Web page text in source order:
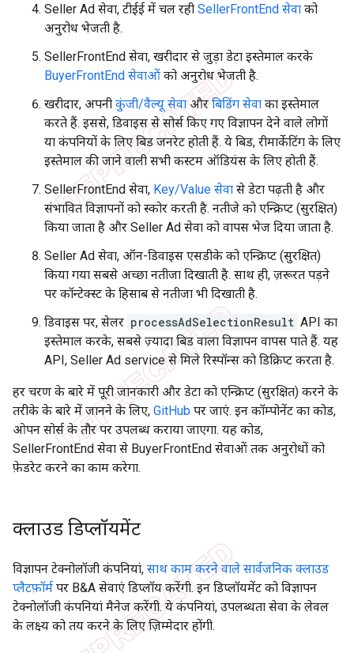
Seller Ad सेवा, टीईई में चल रही SellerFrontEnd सेवा को
अनुरोध भेजती है.
SellerFrontEnd सेवा, खरीदार से जुड़ा डेटा इस्तेमाल करके
BuyerFrontEnd सेवाओंको अनुरोध भेजती है.
खरीदार, अपनी कुंजी/वैल्यू सेवाऔरबिडिंग सेवा का इस्तेमाल
करते हैं. इससे, डिवाइस से सोर्स किए गए विज्ञापन देने वाले लोगों
या कंपनियों के लिए बिड जनरेट होती हैं. ये बिड, रीमार्केटिंग के लिए
इस्तेमाल की जाने वाली सभी कस्टम ऑडियंस के लिए होती हैं.
SellerFrontEnd सेवा, Key/Value सेवा से डेटा पढ़ती है और
संभावित विज्ञापनों को स्कोर करती है. नतीजे को एन्क्रिप्ट (सुरक्षित)
किया जाता है और Seller Ad सेवा को वापस भेज दिया जाता है.
Seller Ad सेवा, ऑन-डिवाइस एसडीके को एन्क्रिप्ट (सुरक्षित)
किया गया सबसे अच्छा नतीजा दिखाती है. साथ ही, ज़रूरत पड़ने
पर कॉन्टेक्स्ट के हिसाब से नतीजा भी दिखाती है.
डिवाइस पर, सेलर processAdSelectionResult API का
इस्तेमाल करके, सबसे ज़्यादा बिड वाला विज्ञापन वापस पाते हैं. यह
API, Seller Ad service से मिले रिस्पॉन्स को डिक्रिप्ट करता है.
हर चरण के बारे में पूरी जानकारी और डेटा को एन्क्रिप्ट (सुरक्षित) करने के
तरीके के बारे में जानने के लिए, GitHub पर जाएं. इन कॉम्पोनेंट का कोड,
ओपन सोर्स के तौर पर उपलब्ध कराया जाएगा. यह कोड,
SellerFrontEnd सेवा से BuyerFrontEnd सेवाओं तक अनुरोधों को
फ़ेडरेट करने का काम करेगा.
क्लाउड डिप्लॉयमेंट
विज्ञापन टेक्नोलॉजी कंपनियां, साथ काम करने वाले सार्वजनिक क्लाउड
प्लैटफ़ॉर्म पर B&A सेवाएं डिप्लॉय करेंगी. इन डिप्लॉयमेंट को विज्ञापन
टेक्नोलॉजी कंपनियां मैनेज करेंगी. ये कंपनियां, उपलब्धता सेवा के लेवल
के लक्ष्य को तय करने के लिए ज़िम्मेदार होंगी.